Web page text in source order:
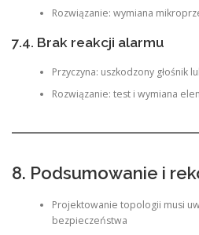
Rozwiązanie: wymiana
7.4. Brak reakcji alarmu
Przyczyna: uszkodzony głośnik
Rozwiązanie: test i wymiana
8. Podsumowanie i
Projektowanie topologii musi
bezpieczeństwa